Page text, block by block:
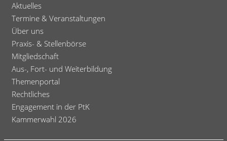
Aktuelles
Termine & Veranstaltungen
Über uns
Praxis- & Stellenbörse
Mitgliedschaft
Aus-, Fort- und Weiterbildung
Themenportal
Rechtliches
Engagement in der PtK
Kammerwahl 2026